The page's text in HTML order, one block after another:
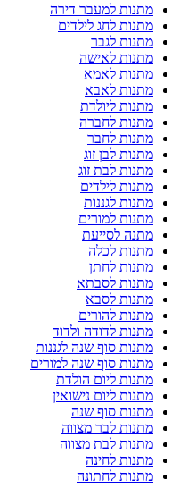
מתנות למעבר דירה
מתנות לחג לילדים
מתנות לגבר
מתנות לאישה
מתנות לאמא
מתנות לאבא
מתנות ליולדת
מתנות לחברה
מתנות לחבר
מתנות לבן זוג
מתנות לבת זוג
מתנות לילדים
מתנות לגננות
מתנות למורים
מתנה לסייעת
מתנות לכלה
מתנות לחתן
מתנות לסבתא
מתנות לסבא
מתנות להורים
מתנות לדודה ולדוד
מתנות סוף שנה לגננות
מתנות סוף שנה למורים
מתנות ליום הולדת
מתנות ליום נישואין
מתנות סוף שנה
מתנות לבר מצווה
מתנות לבת מצווה
מתנות לחינה
מתנות לחתונה